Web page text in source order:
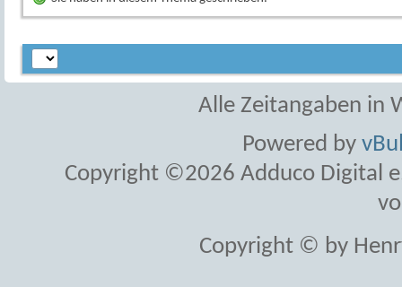
Alle Zeitangaben in
Powered by
Copyright ©2026 Adduco Digital
Copyright © by